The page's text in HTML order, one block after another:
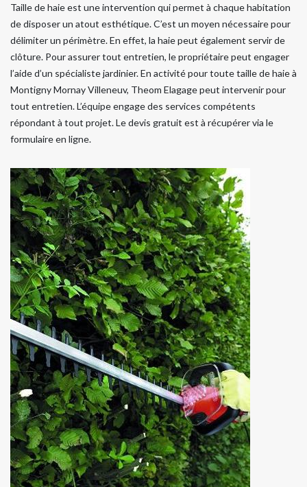
Taille de haie est une intervention qui permet à chaque habitation
de disposer un atout esthétique. C’est un moyen nécessaire pour
délimiter un périmètre. En effet, la haie peut également servir de
clôture. Pour assurer tout entretien, le propriétaire peut engager
l’aide d’un spécialiste jardinier. En activité pour toute taille de haie à
Montigny Mornay Villeneuv, Theom Elagage peut intervenir pour
tout entretien. L’équipe engage des services compétents
répondant à tout projet. Le devis gratuit est à récupérer via le
formulaire en ligne.